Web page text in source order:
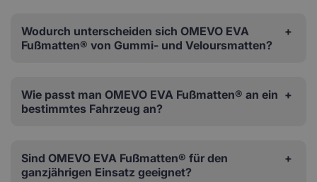
Wodurch unterscheiden sich OMEVO EVA
Fußmatten® von Gummi- und Veloursmatten?
Wie passt man OMEVO EVA Fußmatten® an ein
bestimmtes Fahrzeug an?
Sind OMEVO EVA Fußmatten® für den
ganzjährigen Einsatz geeignet?